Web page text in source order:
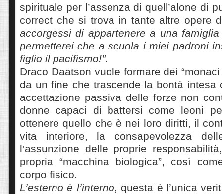
spirituale per l’assenza di quell’alone di
correct che si trova in tante altre opere
accorgessi di appartenere a una
permetterei che a scuola i miei padroni
figlio il pacifismo!".
Draco Daatson vuole formare dei
da un fine che trascende la bontà intesa
accettazione passiva delle forze non
donne capaci di battersi come leoni
ottenere quello che è nei loro diritti, il
vita interiore, la consapevolezza
l’assunzione delle proprie
propria “macchina biologica”, così
corpo fisico.
L’esterno è l’interno, questa è l’unica